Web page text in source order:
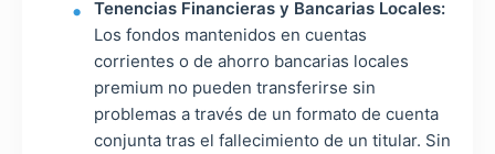
Tenencias Financieras y Bancarias Locales:
Los fondos mantenidos en cuentas
corrientes o de ahorro bancarias locales
premium no pueden transferirse sin
problemas a través de un formato de cuenta
conjunta tras el fallecimiento de un titular. Sin